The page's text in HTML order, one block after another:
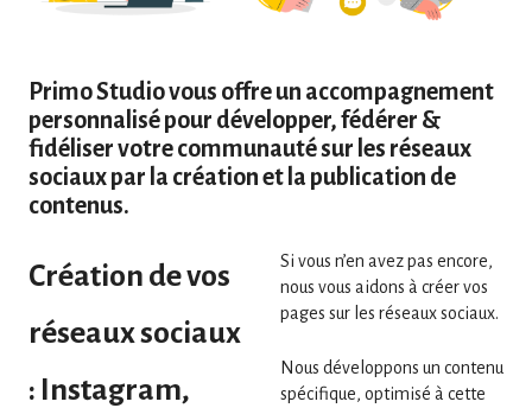
Primo Studio vous offre un accompagnement
personnalisé pour développer, fédérer &
fidéliser votre communauté sur les réseaux
sociaux par la création et la publication de
contenus.
Création de vos
réseaux sociaux
: Instagram,
Si vous n’en avez pas encore,
nous vous aidons à créer vos
pages sur les réseaux sociaux.
Nous développons un contenu
spécifique, optimisé à cette